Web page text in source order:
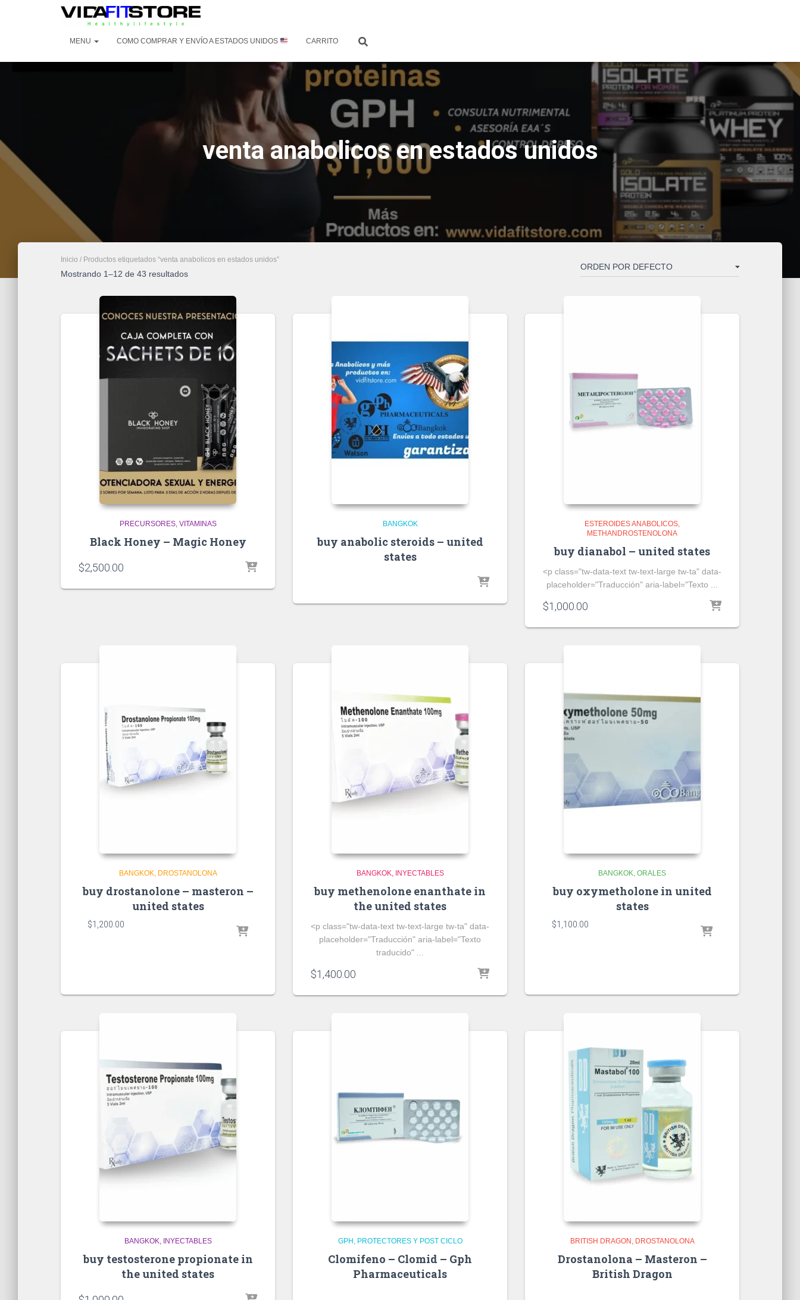
MENU COMO COMPRAR Y ENVÍO A ESTADOS UNIDOS CARRITO
venta anabolicos en estados unidos
Inicio / Productos etiquetados “venta anabolicos en estados unidos”
Mostrando 1–12 de 43 resultados
PRECURSORES VITAMINAS
Black Honey – Magic Honey
$2,500.00
BANGKOK
buy anabolic steroids – united
states
ESTEROIDES ANABOLICOS
METHANDROSTENOLONA
buy dianabol – united states
<p class="tw-data-text tw-text-large tw-ta" data-
placeholder="Traducción" aria-label="Texto ...
$1,000.00
BANGKOK DROSTANOLONA
buy drostanolone – masteron –
united states
$1,200.00
BANGKOK INYECTABLES
buy methenolone enanthate in
the united states
<p class="tw-data-text tw-text-large tw-ta" data-
placeholder="Traducción" aria-label="Texto
traducido" ...
$1,400.00
BANGKOK ORALES
buy oxymetholone in united
states
$1,100.00
BANGKOK INYECTABLES
buy testosterone propionate in
the united states
GPH PROTECTORES Y POST CICLO
Clomifeno – Clomid – Gph
Pharmaceuticals
BRITISH DRAGON DROSTANOLONA
Drostanolona – Masteron –
British Dragon